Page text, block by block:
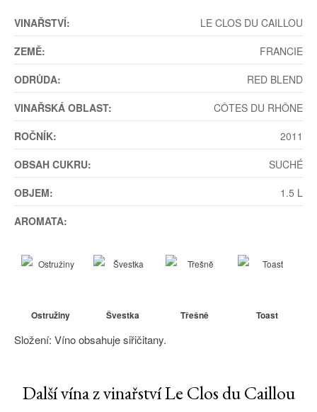
VINAŘSTVÍ:
LE CLOS DU CAILLOU
ZEMĚ:
FRANCIE
ODRŮDA:
RED BLEND
VINAŘSKÁ OBLAST:
CÔTES DU RHÔNE
ROČNÍK:
2011
OBSAH CUKRU:
SUCHÉ
OBJEM:
1.5 L
AROMATA:
Ostružiny Švestka Třešně Toast
Složení: Víno obsahuje siřičitany.
Další vína z vinařství Le Clos du Caillou